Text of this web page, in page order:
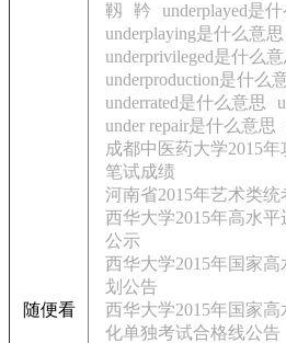
随便看
靱
靲
underplayed是
underplaying是什么意思
underprivileged是什么意
underproduction是什么
underrated是什么意思
under repair是什么意思
成都中医药大学2015
笔试成绩
河南省2015年艺术类
西华大学2015年高水
公示
西华大学2015年国家
划公告
西华大学2015年国家
化单独考试合格线公告